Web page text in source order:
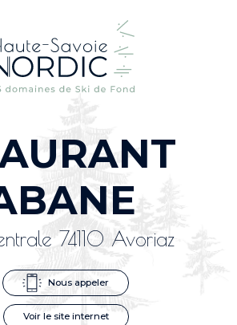
74110 Avoriaz
Nous appeler
Voir le site internet